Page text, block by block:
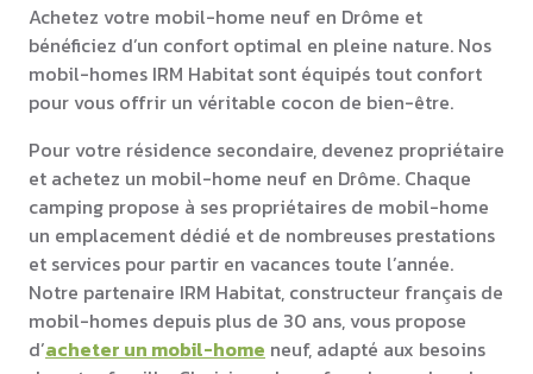
Achetez votre mobil-home neuf en Drôme et
bénéficiez d’un confort optimal en pleine nature. Nos
mobil-homes IRM Habitat sont équipés tout confort
pour vous offrir un véritable cocon de bien-être.
Pour votre résidence secondaire, devenez propriétaire
et achetez un mobil-home neuf en Drôme. Chaque
camping propose à ses propriétaires de mobil-home
un emplacement dédié et de nombreuses prestations
et services pour partir en vacances toute l’année.
Notre partenaire IRM Habitat, constructeur français de
mobil-homes depuis plus de 30 ans, vous propose
d’acheter un mobil-home neuf, adapté aux besoins